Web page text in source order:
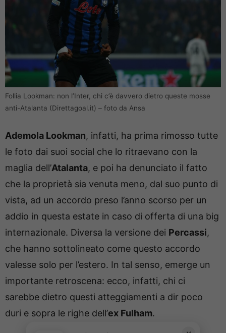
Follia Lookman: non l’Inter, chi c’è davvero dietro queste mosse
anti-Atalanta (Direttagoal.it) – foto da Ansa
Ademola Lookman, infatti, ha prima rimosso tutte
le foto dai suoi social che lo ritraevano con la
maglia dell’Atalanta, e poi ha denunciato il fatto
che la proprietà sia venuta meno, dal suo punto di
vista, ad un accordo preso l’anno scorso per un
addio in questa estate in caso di offerta di una big
internazionale. Diversa la versione dei Percassi,
che hanno sottolineato come questo accordo
valesse solo per l’estero. In tal senso, emerge un
importante retroscena: ecco, infatti, chi ci
sarebbe dietro questi atteggiamenti a dir poco
duri e sopra le righe dell’ex Fulham.